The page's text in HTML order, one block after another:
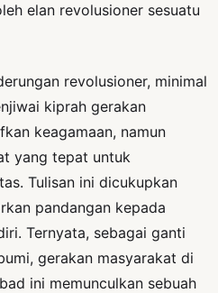
elan revolusioner sesuatu
revolusioner, minimal
kiprah gerakan
keagamaan, namun
yang tepat untuk
Tulisan ini dicukupkan
pandangan kepada
Ternyata, sebagai ganti
gerakan masyarakat di
ini memunculkan sebuah